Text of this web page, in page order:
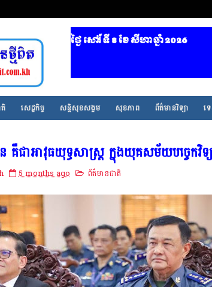
ថ្ងៃ សៅរ៍ ទី 8​ ខែ សីហា ឆ្នាំ 2026
សេដ្ឋកិច្ច សន្តិសុខសង្គម សុខភាព ព័ត៌មានវិទ្យា ទ
ជាអាវុធយុទ្ធសាស្ត្រ ក្នុងយុគសម័យបច្ចេកវិទ្
5 months ago ព័ត៌មានជាតិ